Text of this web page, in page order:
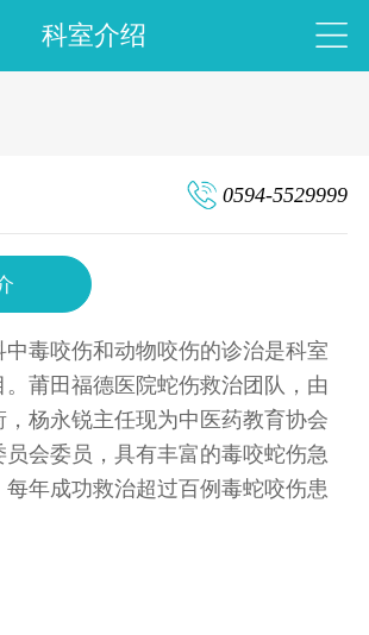
科室介绍
0594-5529999
毒咬伤和动物咬伤的诊治是科室
莆田福德医院蛇伤救治团队，由
杨永锐主任现为中医药教育协会
会委员，具有丰富的毒咬蛇伤急
年成功救治超过百例毒蛇咬伤患